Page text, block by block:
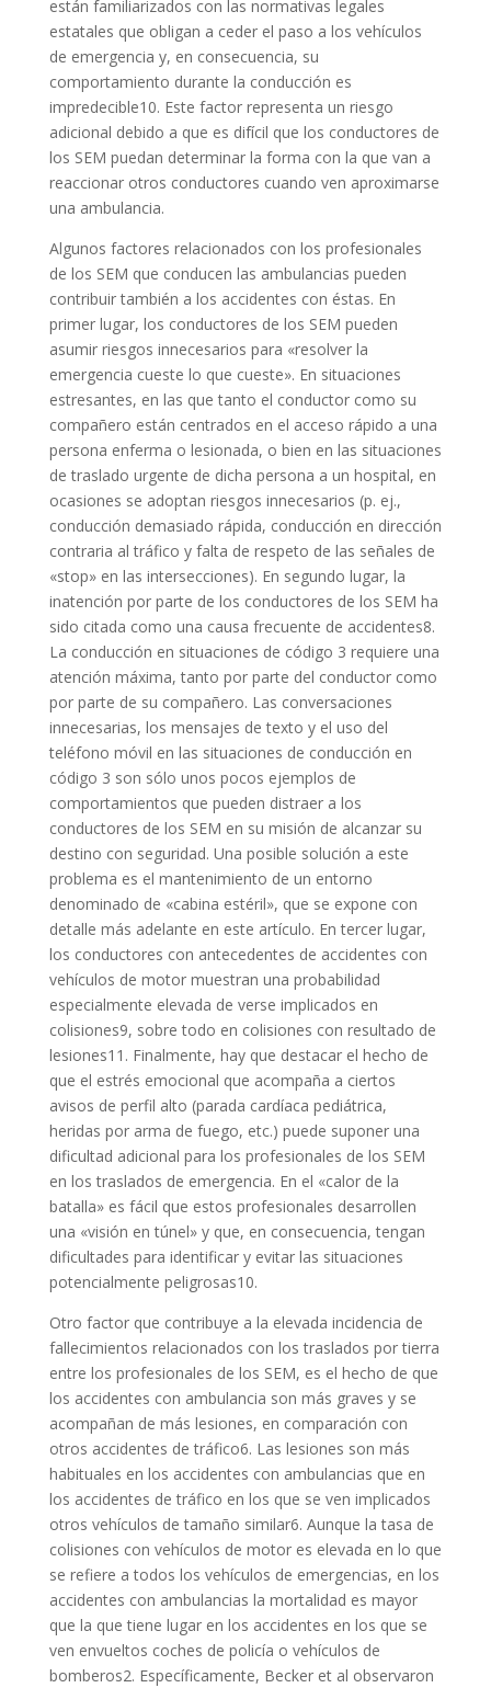
están familiarizados con las normativas legales
estatales que obligan a ceder el paso a los vehículos
de emergencia y, en consecuencia, su
comportamiento durante la conducción es
impredecible10. Este factor representa un riesgo
adicional debido a que es difícil que los conductores de
los SEM puedan determinar la forma con la que van a
reaccionar otros conductores cuando ven aproximarse
una ambulancia.
Algunos factores relacionados con los profesionales
de los SEM que conducen las ambulancias pueden
contribuir también a los accidentes con éstas. En
primer lugar, los conductores de los SEM pueden
asumir riesgos innecesarios para «resolver la
emergencia cueste lo que cueste». En situaciones
estresantes, en las que tanto el conductor como su
compañero están centrados en el acceso rápido a una
persona enferma o lesionada, o bien en las situaciones
de traslado urgente de dicha persona a un hospital, en
ocasiones se adoptan riesgos innecesarios (p. ej.,
conducción demasiado rápida, conducción en dirección
contraria al tráfico y falta de respeto de las señales de
«stop» en las intersecciones). En segundo lugar, la
inatención por parte de los conductores de los SEM ha
sido citada como una causa frecuente de accidentes8.
La conducción en situaciones de código 3 requiere una
atención máxima, tanto por parte del conductor como
por parte de su compañero. Las conversaciones
innecesarias, los mensajes de texto y el uso del
teléfono móvil en las situaciones de conducción en
código 3 son sólo unos pocos ejemplos de
comportamientos que pueden distraer a los
conductores de los SEM en su misión de alcanzar su
destino con seguridad. Una posible solución a este
problema es el mantenimiento de un entorno
denominado de «cabina estéril», que se expone con
detalle más adelante en este artículo. En tercer lugar,
los conductores con antecedentes de accidentes con
vehículos de motor muestran una probabilidad
especialmente elevada de verse implicados en
colisiones9, sobre todo en colisiones con resultado de
lesiones11. Finalmente, hay que destacar el hecho de
que el estrés emocional que acompaña a ciertos
avisos de perfil alto (parada cardíaca pediátrica,
heridas por arma de fuego, etc.) puede suponer una
dificultad adicional para los profesionales de los SEM
en los traslados de emergencia. En el «calor de la
batalla» es fácil que estos profesionales desarrollen
una «visión en túnel» y que, en consecuencia, tengan
dificultades para identificar y evitar las situaciones
potencialmente peligrosas10.
Otro factor que contribuye a la elevada incidencia de
fallecimientos relacionados con los traslados por tierra
entre los profesionales de los SEM, es el hecho de que
los accidentes con ambulancia son más graves y se
acompañan de más lesiones, en comparación con
otros accidentes de tráfico6. Las lesiones son más
habituales en los accidentes con ambulancias que en
los accidentes de tráfico en los que se ven implicados
otros vehículos de tamaño similar6. Aunque la tasa de
colisiones con vehículos de motor es elevada en lo que
se refiere a todos los vehículos de emergencias, en los
accidentes con ambulancias la mortalidad es mayor
que la que tiene lugar en los accidentes en los que se
ven envueltos coches de policía o vehículos de
bomberos2. Específicamente, Becker et al observaron